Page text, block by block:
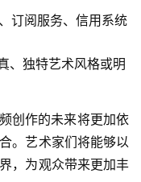
订阅服务、信用系统
、独特艺术风格或明
创作的未来将更加依
。艺术家们将能够以
，为观众带来更加丰